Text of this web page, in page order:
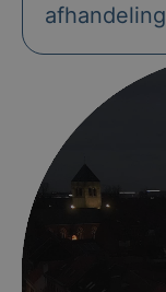
afhandeling